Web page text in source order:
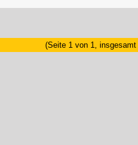
(Seite 1 von 1, insgesamt